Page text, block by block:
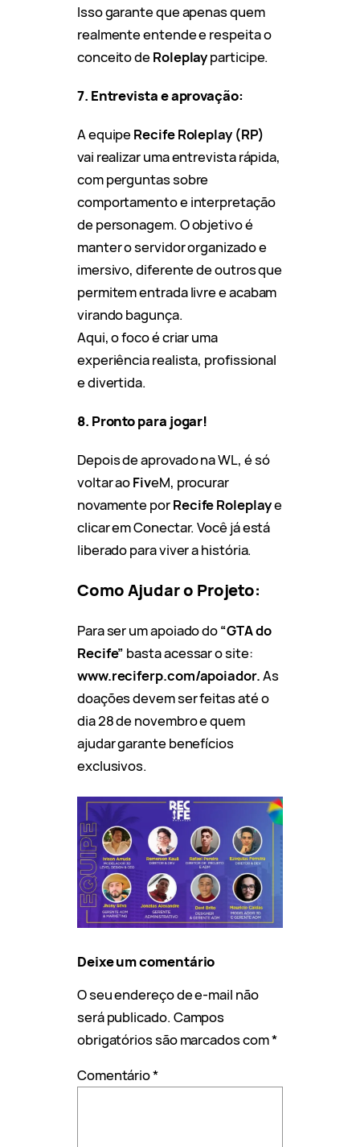
Isso garante que apenas quem
realmente entende e respeita o
conceito deRoleplayparticipe.
7. Entrevista e aprovação:
A equipeRecife Roleplay (RP)
vai realizar uma entrevista rápida,
com perguntas sobre
comportamento e interpretação
de personagem. O objetivo é
manter o servidor organizado e
imersivo, diferente de outros que
permitem entrada livre e acabam
virando bagunça.
Aqui, o foco é criar uma
experiência realista, profissional
e divertida.
8. Pronto para jogar!
Depois de aprovado na WL, é só
voltar aoFiveM, procurar
novamente porRecife Roleplaye
clicar em Conectar. Você já está
liberado para viver a história.
Como Ajudar o Projeto:
Para ser um apoiado do“GTA do
Recife” basta acessar o site:
www.reciferp.com/apoiador.As
doações devem ser feitas até o
dia 28 de novembro e quem
ajudar garante benefícios
exclusivos.
Deixe um comentário
O seu endereço de e-mail não
será publicado. Campos
obrigatórios são marcados com*
Comentário*